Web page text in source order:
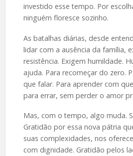
investido esse tempo. Por
ninguém floresce sozinho.
As batalhas diárias, desde
lidar com a ausência da família,
resistência. Exigem humildade.
ajuda. Para recomeçar do zero.
que falar. Para aprender com
para errar, sem perder o amor
Mas, com o tempo, algo muda.
Gratidão por essa nova pátria
suas complexidades, nos
com dignidade. Gratidão pelos